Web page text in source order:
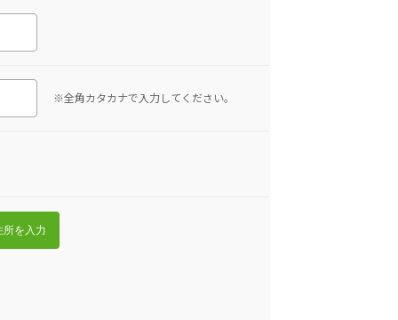
※全角カタカナで入力してください。